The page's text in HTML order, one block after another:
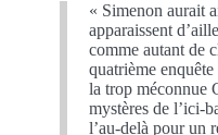
« Simenon aurait
apparaissent
comme autant de
quatrième
la trop méconnue
mystères de l’ici-
l’au-delà pour un